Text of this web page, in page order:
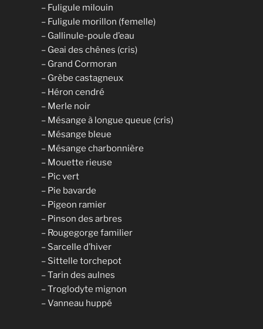
– Fuligule milouin
– Fuligule morillon (femelle)
– Gallinule-poule d’eau
– Geai des chênes (cris)
– Grand Cormoran
– Grèbe castagneux
– Héron cendré
– Merle noir
– Mésange à longue queue (cris)
– Mésange bleue
– Mésange charbonnière
– Mouette rieuse
– Pic vert
– Pie bavarde
– Pigeon ramier
– Pinson des arbres
– Rougegorge familier
– Sarcelle d’hiver
– Sittelle torchepot
– Tarin des aulnes
– Troglodyte mignon
– Vanneau huppé